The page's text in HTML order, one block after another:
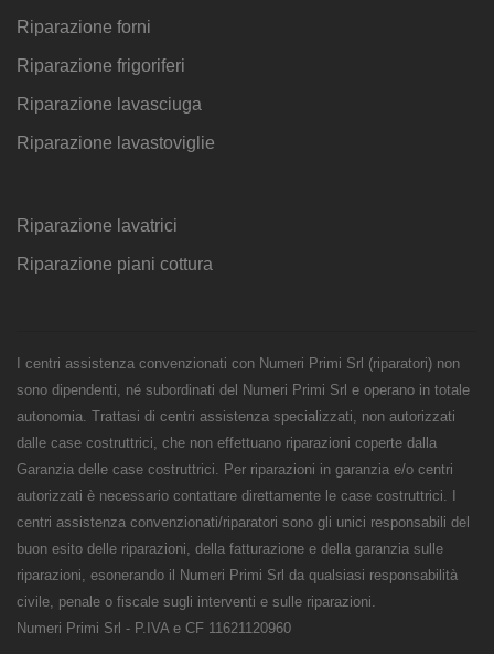
Riparazione forni
Riparazione frigoriferi
Riparazione lavasciuga
Riparazione lavastoviglie
Riparazione lavatrici
Riparazione piani cottura
I centri assistenza convenzionati con Numeri Primi Srl (riparatori) non
sono dipendenti, né subordinati del Numeri Primi Srl e operano in totale
autonomia. Trattasi di centri assistenza specializzati, non autorizzati
dalle case costruttrici, che non effettuano riparazioni coperte dalla
Garanzia delle case costruttrici. Per riparazioni in garanzia e/o centri
autorizzati è necessario contattare direttamente le case costruttrici. I
centri assistenza convenzionati/riparatori sono gli unici responsabili del
buon esito delle riparazioni, della fatturazione e della garanzia sulle
riparazioni, esonerando il Numeri Primi Srl da qualsiasi responsabilità
civile, penale o fiscale sugli interventi e sulle riparazioni.
Numeri Primi Srl - P.IVA e CF 11621120960